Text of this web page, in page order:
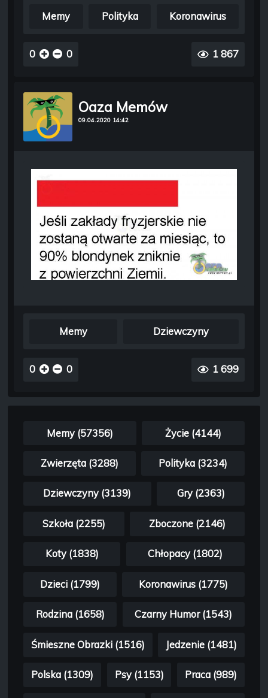
Memy Polityka Koronawirus
0 0 1 867
Oaza Memów
09.04.2020 14:42
Memy Dziewczyny
0 0 1 699
Memy (57356) Życie (4144)
Zwierzęta (3288) Polityka (3234)
Dziewczyny (3139) Gry (2363)
Szkoła (2255) Zboczone (2146)
Koty (1838) Chłopacy (1802)
Dzieci (1799) Koronawirus (1775)
Rodzina (1658) Czarny Humor (1543)
Śmieszne Obrazki (1516) Jedzenie (1481)
Polska (1309) Psy (1153) Praca (989)